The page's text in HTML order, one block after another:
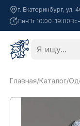
г. Екатеринбург, ул.
Пн-Пт 10:00-19:00
Главная/Каталог/